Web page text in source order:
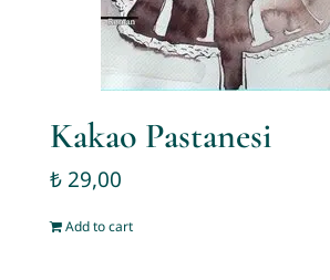
Kakao Pastanesi
₺29,00
Add to cart